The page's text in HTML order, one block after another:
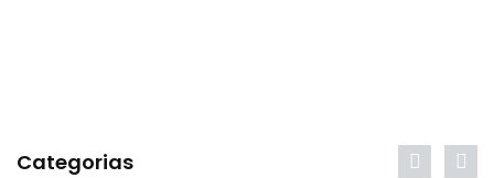
Categorias